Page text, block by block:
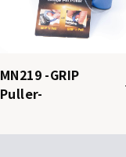
MN219 -GRIP
Puller-